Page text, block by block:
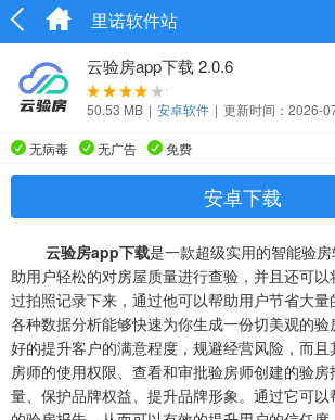
里诺软件站
云验房app下载 2.0.6
50.53 MB | 安卓软件 | 更新时间：2026-
无病毒 无广告 免费
安卓下载
云验房app下载是一款超级实用的智能验
助用户轻松的对房屋质量进行查验，并且还可以
过拍照记录下来，通过他可以帮助用户节省大
各种数据分析能够快速为你生成一份切美观的
好的提升客户的满意程度，规避经营风险，而
房师的使用权限、查看和审批验房师创建的验
量、保护品牌权益、提升品牌形象。通过它可